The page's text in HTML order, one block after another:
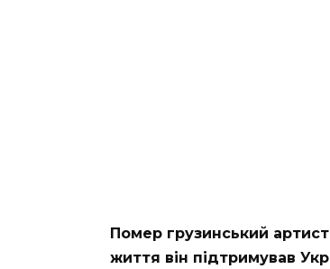
Помер грузинський
життя він підтримував